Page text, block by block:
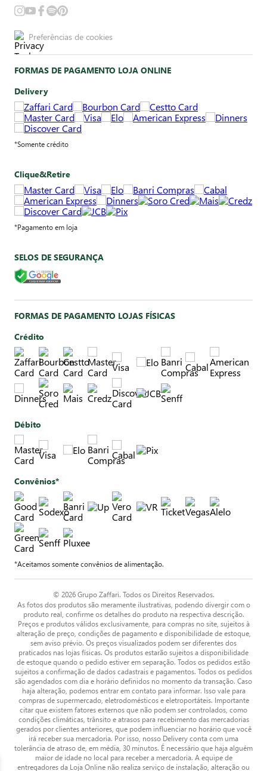
Preferências de cookies
FORMAS DE PAGAMENTO LOJA ONLINE
Delivery
*Somente crédito
Clique&Retire
*Pagamento em loja
SELOS DE SEGURANÇA
FORMAS DE PAGAMENTO LOJAS FÍSICAS
Crédito
Débito
Convênios*
*Aceitamos somente convênios de alimentação.
© 2026 Grupo Zaffari. Todos os Direitos Reservados.
As fotos dos produtos são meramente ilustrativas, podendo divergir com o
produto real, confirme os detalhes do produto na respectiva descrição.
Preços e produtos válidos exclusivamente, para compras no site, sujeitos à
alteração de preço, condições de pagamento e disponibilidade de estoque,
sem aviso prévio. Os preços visualizados podem ser diferentes dos
praticados nas lojas físicas. Os produtos estarão sujeitos a disponibilidade
de estoque quando o pedido estiver em separação. Todos os pedidos estão
sujeitos a confirmação de dados cadastrais e pagamentos. Todos os pedidos
são agendados com dia e horário definidos no momento da transação. Caso
haja alteração, podemos entrar em contato para informar. Isso vale para
compras de supermercado, eletrodomésticos e eletroportáteis. Importante
citar que existem fatores externos que não podem ser controlados, como
condições climáticas, trânsito e atrasos para recebimento das mercadorias
gerados por clientes anteriores, que podem influenciar no horário que você
irá receber sua mercadoria. Por isso, nosso Delivery conta com uma
tolerância de atraso de, em média, 30 minutos. É necessário que haja alguém
maior de idade no local para receber a mercadoria. A equipe de
entregadores da Loja Online não realiza serviço de instalação, alteração ou